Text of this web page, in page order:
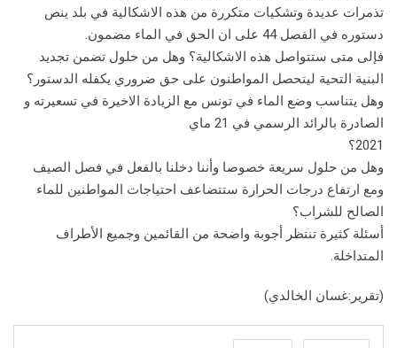
تذمرات عديدة وتشكيات متكررة من هذه الاشكالية في بلد ينص
دستوره في الفصل 44 على ان الحق في الماء مضمون.
فإلى متى ستتواصل هذه الاشكالية؟ وهل من حلول تضمن تجديد
البنية التحية ليتحصل المواطنون على حق ضروري يكفله الدستور؟
وهل يتناسب وضع الماء في تونس مع الزيادة الاخيرة في تسعيرته و
الصادرة بالرائد الرسمي في 21 ماي
2021؟
وهل من حلول سريعة خصوصا وأننا دخلنا بالفعل في فصل الصيف
ومع ارتفاع درجات الحرارة ستتضاعف احتياجات المواطنين للماء
الصالح للشراب؟
أسئلة كثيرة تنتظر أجوبة واضحة من القائمين وجميع الأطراف
المتداخلة.
(تقرير:غسان الخالدي)